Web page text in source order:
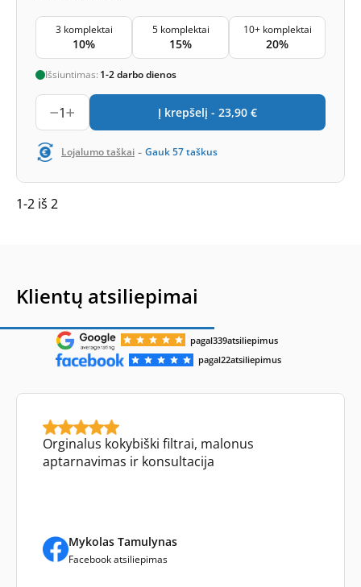
3 komplektai
10%
5 komplektai
15%
10+ komplektai
20%
Išsiuntimas: 1-2 darbo dienos
1 Į krepšelį - 23,90 €
Lojalumo taškai - Gauk57taškus
1-2 iš 2
Klientų atsiliepimai
pagal339atsiliepimus
pagal22atsiliepimus
Orginalus kokybiški filtrai, malonus
aptarnavimas ir konsultacija
Mykolas Tamulynas
Facebook atsiliepimas